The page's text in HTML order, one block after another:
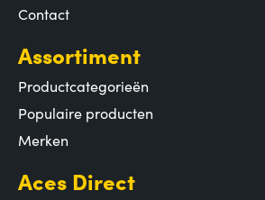
Contact
Assortiment
Productcategorieën
Populaire producten
Merken
Aces Direct